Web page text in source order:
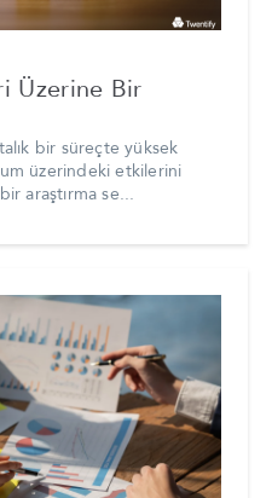
Üzerine Bir
bir süreçte yüksek
üzerindeki etkilerini
araştırma se...